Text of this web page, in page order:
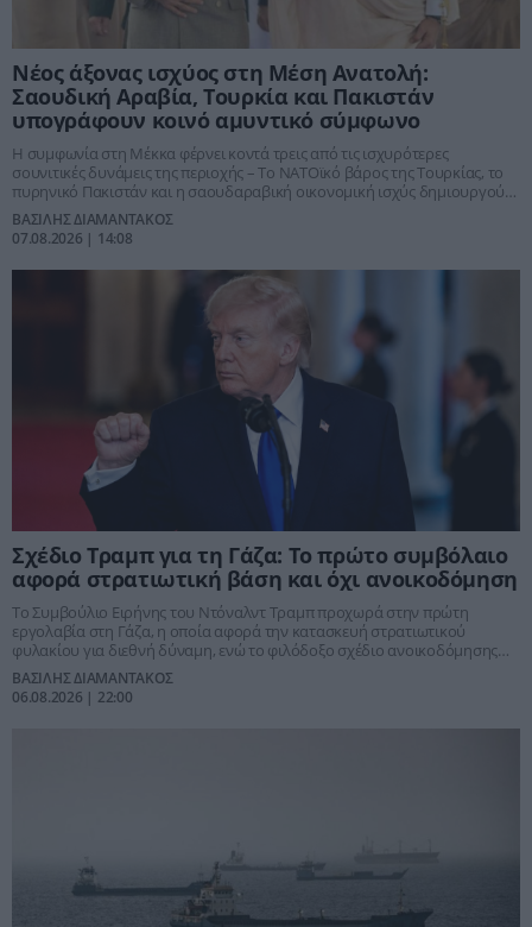
Νέος άξονας ισχύος στη Μέση Ανατολή:
Σαουδική Αραβία, Τουρκία και Πακιστάν
υπογράφουν κοινό αμυντικό σύμφωνο
Η συμφωνία στη Μέκκα φέρνει κοντά τρεις από τις ισχυρότερες
σουνιτικές δυνάμεις της περιοχής – Το ΝΑΤΟϊκό βάρος της Τουρκίας, το
πυρηνικό Πακιστάν και η σαουδαραβική οικονομική ισχύς δημιουργούν
νέα δεδομένα απέναντι σε Ιράν, Ισραήλ και στην αβεβαιότητα της
αμερικανικής ομπρέλας ασφαλείας
ΒΑΣΙΛΗΣ ΔΙΑΜΑΝΤΑΚΟΣ
07.08.2026 | 14:08
Σχέδιο Τραμπ για τη Γάζα: Το πρώτο συμβόλαιο
αφορά στρατιωτική βάση και όχι ανοικοδόμηση
Το Συμβούλιο Ειρήνης του Ντόναλντ Τραμπ προχωρά στην πρώτη
εργολαβία στη Γάζα, η οποία αφορά την κατασκευή στρατιωτικού
φυλακίου για διεθνή δύναμη, ενώ το φιλόδοξο σχέδιο ανοικοδόμησης
παραμένει σε εκκρεμότητα
ΒΑΣΙΛΗΣ ΔΙΑΜΑΝΤΑΚΟΣ
06.08.2026 | 22:00